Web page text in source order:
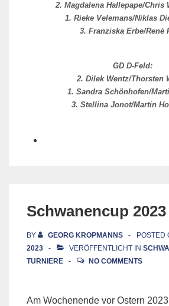
2. Magdalena Hallepape/Chris
1. Rieke Velemans/Niklas
3. Franziska Erbe/René
GD D-Feld:
2. Dilek Wentz/Thorsten
1. Sandra Schönhofen/
3. Stellina Jonot/Martin
Schwanencup 2023
BY GEORG KROPMANNS POSTED
2023
VERÖFFENTLICHT IN
TURNIERE
NO COMMENTS
Am Wochenende vor Ostern